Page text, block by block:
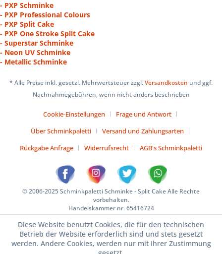
- PXP Schminke
- PXP Professional Colours
- PXP Split Cake
- PXP One Stroke Split Cake
- Superstar Schminke
- Neon UV Schminke
- Metallic Schminke
* Alle Preise inkl. gesetzl. Mehrwertsteuer zzgl.Versandkosten und ggf.
Nachnahmegebühren, wenn nicht anders beschrieben
Cookie-Einstellungen
Frage und Antwort
Über Schminkpaletti
Versand und Zahlungsarten
Rückgabe Anfrage
Widerrufsrecht AGB's Schminkpaletti
© 2006-2025 Schminkpaletti Schminke - Split Cake Alle Rechte
vorbehalten.
Handelskammer nr. 65416724
Diese Website benutzt Cookies, die für den technischen
Betrieb der Website erforderlich sind und stets gesetzt
werden. Andere Cookies, werden nur mit Ihrer Zustimmung